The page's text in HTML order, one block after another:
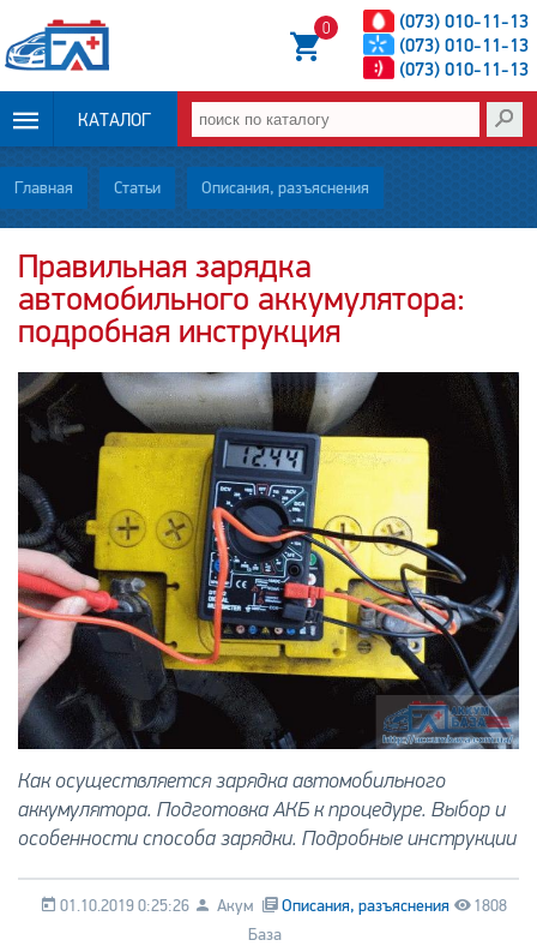
(073) 010-11-13
(073) 010-11-13
(073) 010-11-13
0
КАТАЛОГ
ОПЛАТА И
ДОСТАВКА
НОВОСТИ
СТАТЬИ
О НАС
КОНТАКТЫ
Главная Статьи Описания, разъяснения
Правильная зарядка
автомобильного аккумулятора:
подробная инструкция
Как осуществляется зарядка автомобильного
аккумулятора. Подготовка АКБ к процедуре. Выбор и
особенности способа зарядки. Подробные инструкции
Описания, разъяснения 1808
01.10.2019 0:25:26
Акум
База